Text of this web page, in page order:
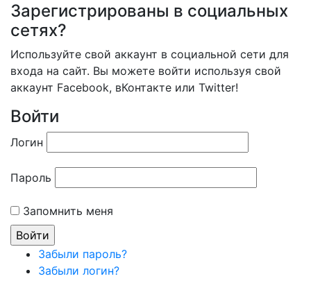
Зарегистрированы в социальных
сетях?
Используйте свой аккаунт в социальной сети для
входа на сайт. Вы можете войти используя свой
аккаунт Facebook, вКонтакте или Twitter!
Войти
Логин
Пароль
Запомнить меня
Забыли пароль?
Забыли логин?